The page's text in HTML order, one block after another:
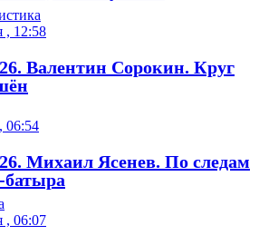
, 12:58
Валентин Сорокин. Круг
06:54
Михаил Ясенев. По следам
батыра
, 06:07